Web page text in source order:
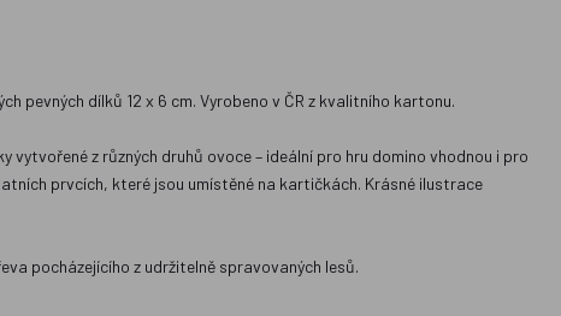
pevných dílků 12 x 6 cm. Vyrobeno v ČR z kvalitního kartonu.
z různých druhů ovoce – ideální pro hru domino vhodnou i pro
prvcích, které jsou umístěné na kartičkách. Krásné ilustrace
pocházejícího z udržitelně spravovaných lesů.